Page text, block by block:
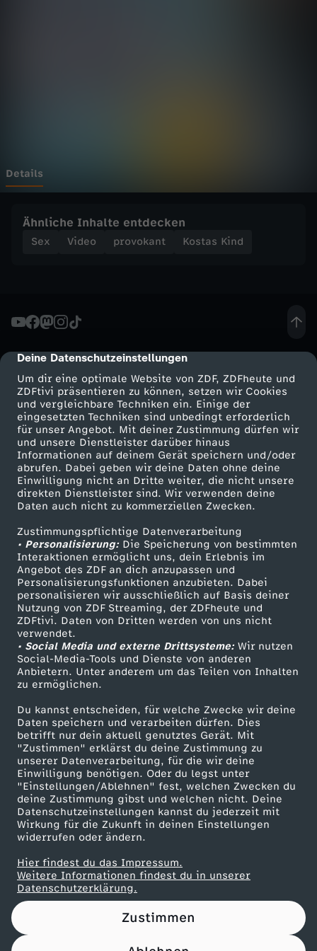
cmp-dialog-description
Deine Datenschutzeinstellungen
Um dir eine optimale Website von ZDF, ZDFheute und
ZDFtivi präsentieren zu können, setzen wir Cookies
und vergleichbare Techniken ein. Einige der
eingesetzten Techniken sind unbedingt erforderlich
für unser Angebot. Mit deiner Zustimmung dürfen wir
und unsere Dienstleister darüber hinaus
Informationen auf deinem Gerät speichern und/oder
abrufen. Dabei geben wir deine Daten ohne deine
Einwilligung nicht an Dritte weiter, die nicht unsere
direkten Dienstleister sind. Wir verwenden deine
Daten auch nicht zu kommerziellen Zwecken.
Zustimmungspflichtige Datenverarbeitung
• Personalisierung:Die Speicherung von bestimmten
Interaktionen ermöglicht uns, dein Erlebnis im
Angebot des ZDF an dich anzupassen und
Personalisierungsfunktionen anzubieten. Dabei
personalisieren wir ausschließlich auf Basis deiner
Nutzung von ZDF Streaming, der ZDFheute und
ZDFtivi. Daten von Dritten werden von uns nicht
verwendet.
• Social Media und externe Drittsysteme:Wir nutzen
Social-Media-Tools und Dienste von anderen
Anbietern. Unter anderem um das Teilen von Inhalten
zu ermöglichen.
Du kannst entscheiden, für welche Zwecke wir deine
Daten speichern und verarbeiten dürfen. Dies
betrifft nur dein aktuell genutztes Gerät. Mit
"Zustimmen" erklärst du deine Zustimmung zu
unserer Datenverarbeitung, für die wir deine
Einwilligung benötigen. Oder du legst unter
"Einstellungen/Ablehnen" fest, welchen Zwecken du
deine Zustimmung gibst und welchen nicht. Deine
Datenschutzeinstellungen kannst du jederzeit mit
Wirkung für die Zukunft in deinen Einstellungen
widerrufen oder ändern.
Hier findest du das Impressum.
Weitere Informationen findest du in unserer
Datenschutzerklärung.
Zustimmen
i
O
E
R
F
L
Ä
C
H
L
I
C
H
b
i
n
i
c
h
?
Details
Ähnliche Inhalte entdecken
Sex Video provokant Kostas Kind
Mehr ZDF
ZDF-Apps
Smart TV
ZDFtext
Livestreams
Sendungen A-Z
TV-Programm
Service
ZDFmitreden
Kontakt zum ZDF
Tickets
Zuschauerservice
Hilfe
ZDF Unternehmen
Karriere
ZDF goes Schule
Werbefernsehen
Mainzelmännchen
Partner